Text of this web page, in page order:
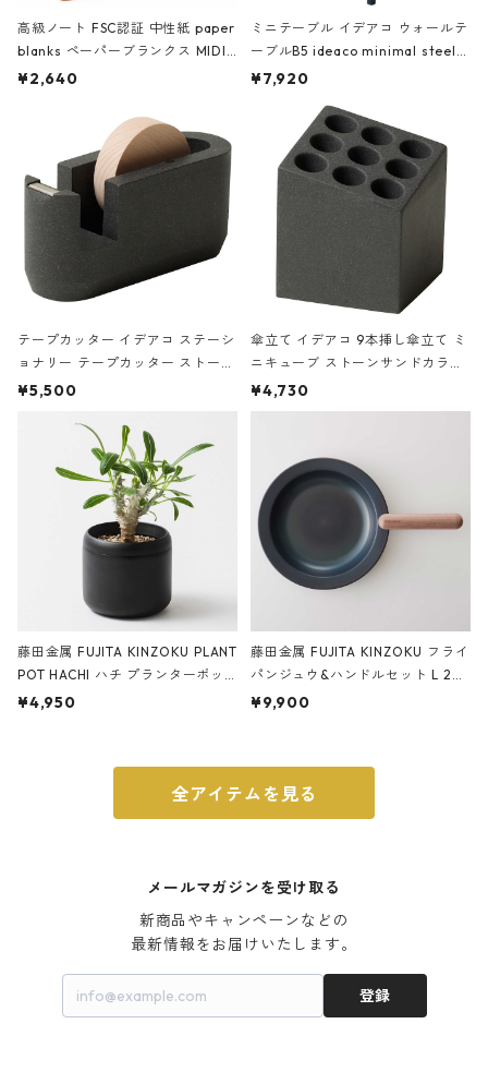
高級ノート FSC認証 中性紙 paper
blanks ペーパーブランクス MIDI
ハードカバー 罫線 ヴァン・ゴッホ
¥2,640
ミニテーブル イデアコ ウォールテ
ーブルB5 ideaco minimal steel f
urniture WALL Table B5 ネイビー
¥7,920
テープカッター イデアコ ステーシ
ョナリー テープカッター ストーン
サンドカラー 石調 ideaco Station
¥5,500
傘立て イデアコ 9本挿し傘立て ミ
ニキューブ ストーンサンドカラー
石調 ideaco Umbrella Stand CUB
E ストーンサンドブラック
¥4,730
藤田金属 FUJITA KINZOKU PLANT
POT HACHI ハチ プランターポッ
ト 3号 ブラック
¥4,950
藤田金属 FUJITA KINZOKU フライ
パンジュウ&ハンドルセット L 24c
m ガス火・IH対応 鉄フライパン
¥9,900
全アイテムを見る
メールマガジンを受け取る
新商品やキャンペーンなどの
最新情報をお届けいたします。
登録